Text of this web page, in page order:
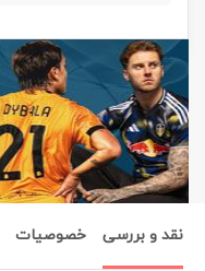
نقد و بررسی خصوصیات